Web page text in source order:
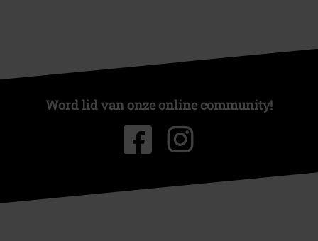
Word lid van onze online community!